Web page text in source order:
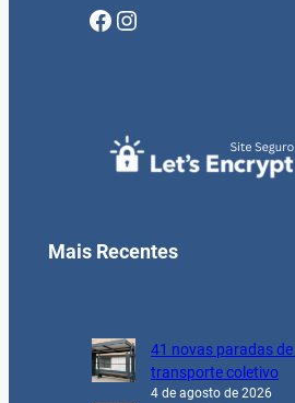
Facebook Instagram
Mais Recentes
41 novas paradas
transporte coletivo
4 de agosto de 2026